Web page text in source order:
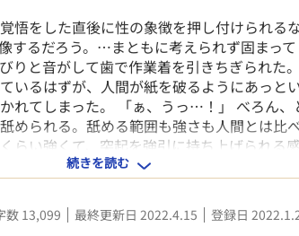
瑞樹は、やがてその謎を解き明かしてい
落ちていく……。
悟をした直後に性の象徴を押し付けられる
するだろう。…まともに考えられず固まって
りと音がして歯で作業着を引きちぎられた。
いるはずが、人間が紙を破るようにあっと
れてしまった。 「ぁ、うっ…！」 べろん、
められる。舐める範囲も強さも人間とは比
らい強くて、突起を強引に持ち上げられる感
した。 ■2022/04/13、たくさんの方に読んでい
書き下ろしを入れてKindle Unlimite配信し
もできます（300円）。エロが長いです。
味ほたる」で検索すると出てきます。 動物
続きを読む
数 13,099 最終更新日 2022.4.15 登録日